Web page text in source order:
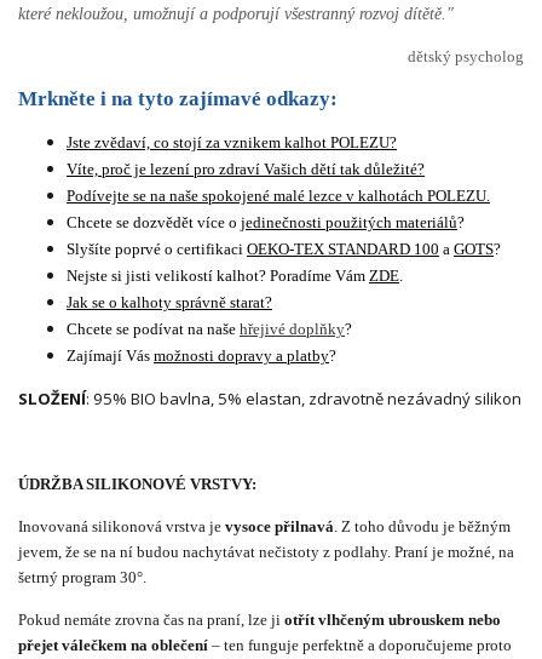
které nekloužou, umožnují a podporují všestranný rozvoj dítětě. "
dětský psycholog
Mrkněte i na tyto zajímavé odkazy:
Jste zvědaví, co stojí za vznikem kalhot POLEZU?
Víte, proč je lezení pro zdraví Vašich dětí tak důležité?
Podívejte se na naše spokojené malé lezce v kalhotách POLEZU.
Chcete se dozvědět více o jedinečnosti použitých materiálů?
Slyšíte poprvé o certifikaci OEKO-TEX STANDARD 100 a GOTS?
Nejste si jisti velikostí kalhot? Poradíme Vám ZDE.
Jak se o kalhoty správně starat?
Chcete se podívat na naše hřejivé doplňky?
Zajímají Vás možnosti dopravy a platby?
SLOŽENÍ: 95% BIO bavlna, 5% elastan, zdravotně nezávadný silikon
ÚDRŽBA SILIKONOVÉ VRSTVY:
Inovovaná silikonová vrstva je vysoce přilnavá. Z toho důvodu je běžným
jevem, že se na ní budou nachytávat nečistoty z podlahy. Praní je možné, na
šetrný program 30°.
Pokud nemáte zrovna čas na praní, lze ji otřít vlhčeným ubrouskem nebo
přejet válečkem na oblečení – ten funguje perfektně a doporučujeme proto